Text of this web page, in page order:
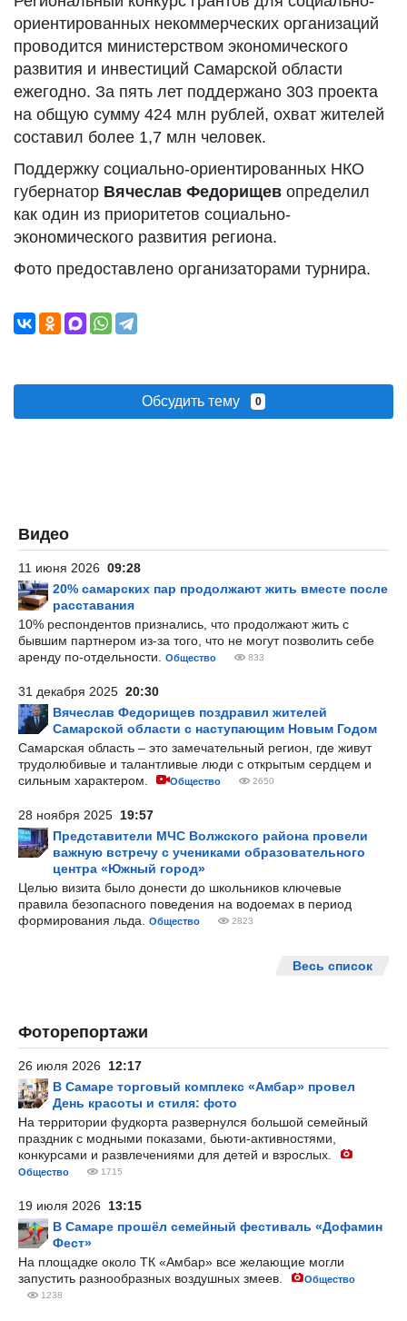
ориентированных некоммерческих организаций
проводится министерством экономического
развития и инвестиций Самарской области
ежегодно. За пять лет поддержано 303 проекта
на общую сумму 424 млн рублей, охват жителей
составил более 1,7 млн человек.
Поддержку социально-ориентированных НКО
губернатор Вячеслав Федорищев определил
как один из приоритетов социально-
экономического развития региона.
Фото предоставлено организаторами турнира.
Обсудить тему 0
Видео
11 июня 2026 09:28
20% самарских пар продолжают жить вместе после
расставания
10% респондентов признались, что продолжают жить с
бывшим партнером из-за того, что не могут позволить себе
аренду по-отдельности.
Общество 833
31 декабря 2025 20:30
Вячеслав Федорищев поздравил жителей
Самарской области с наступающим Новым Годом
Самарская область – это замечательный регион, где живут
трудолюбивые и талантливые люди с открытым сердцем и
сильным характером.
Общество 2650
28 ноября 2025 19:57
Представители МЧС Волжского района провели
важную встречу с учениками образовательного
центра «Южный город»
Целью визита было донести до школьников ключевые
правила безопасного поведения на водоемах в период
формирования льда.
Общество 2823
Весь список
Фоторепортажи
26 июля 2026 12:17
В Самаре торговый комплекс «Амбар» провел
День красоты и стиля: фото
На территории фудкорта развернулся большой семейный
праздник с модными показами, бьюти-активностями,
конкурсами и развлечениями для детей и взрослых.
Общество 1715
19 июля 2026 13:15
В Самаре прошёл семейный фестиваль «Дофамин
Фест»
На площадке около ТК «Амбар» все желающие могли
запустить разнообразных воздушных змеев.
Общество
1238